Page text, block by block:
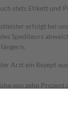
stets Etikett und
erfolgt bei
Spediteurs
Arzt ein Rezept
von zehn Prozent